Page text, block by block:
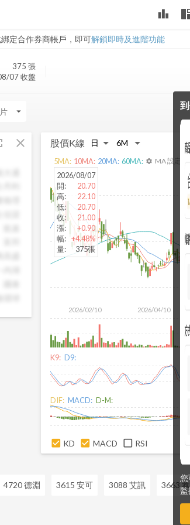
leaderboard
定合作券商帳戶，即可解鎖即時及進階功能
力券商
375 張
07 收盤
您
監
arrow_drop_down
close
理
湖
股價K線
2026/02/10 2026/04/10
2026/08/07
開:
20.70
高:
22.10
低:
20.70
收:
21.00
漲:
+0.90
幅: +4.48%
量: 375張
5MA: 10MA: 20MA: 60MA: settings MA 設定
K9: D9:
DIF: MACD: D-M:
KD MACD RSI
4720 德淵 3615 安可 3088 艾訊 3663